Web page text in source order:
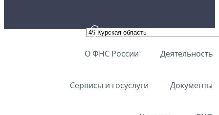
О ФНС России Деятельность
Сервисы и госуслуги Документы